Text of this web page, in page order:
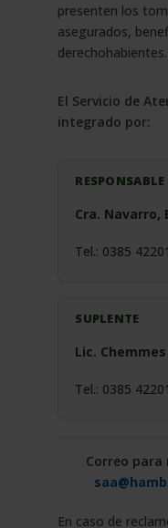
presenten los
asegurados,
derechohabientes.
El Servicio de
integrado por:
RESPONSABLE
Cra. Navarro,
Tel.: 0385
SUPLENTE
Lic.
Tel.: 0385
Correo para
En caso de